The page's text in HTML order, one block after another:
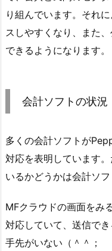
り組んでいます。それ
スしやすくなり、また
できるようになります。
会計ソフトの状況
多くの会計ソフトが
対応を表明しています
いるかどうかは会計ソ
MFクラウドの画面をみ
対応していて、送信で
手先がいない（＾＾；